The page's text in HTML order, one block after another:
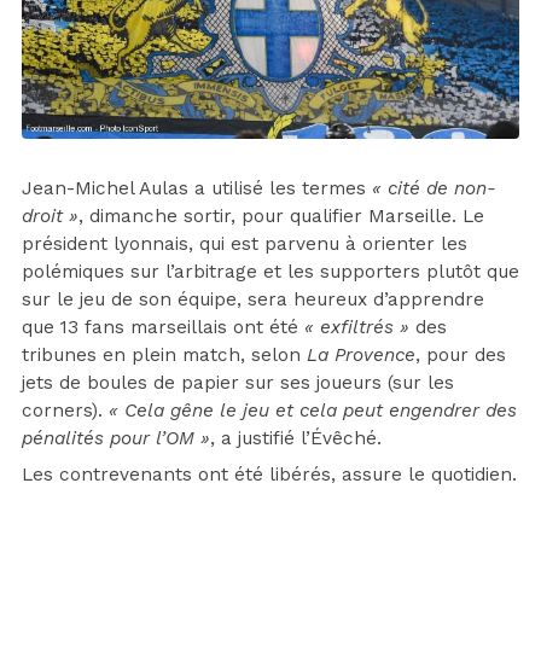
Jean-Michel Aulas a utilisé les termes « cité de non-
droit », dimanche sortir, pour qualifier Marseille. Le
président lyonnais, qui est parvenu à orienter les
polémiques sur l’arbitrage et les supporters plutôt que
sur le jeu de son équipe, sera heureux d’apprendre
que 13 fans marseillais ont été « exfiltrés » des
tribunes en plein match, selon La Provence, pour des
jets de boules de papier sur ses joueurs (sur les
corners). « Cela gêne le jeu et cela peut engendrer des
pénalités pour l’OM », a justifié l’Évêché.
Les contrevenants ont été libérés, assure le quotidien.